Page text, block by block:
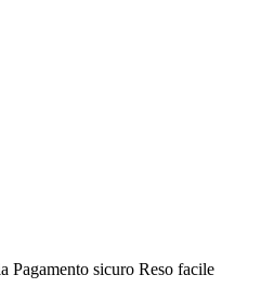
Pagamento sicuro Reso facile